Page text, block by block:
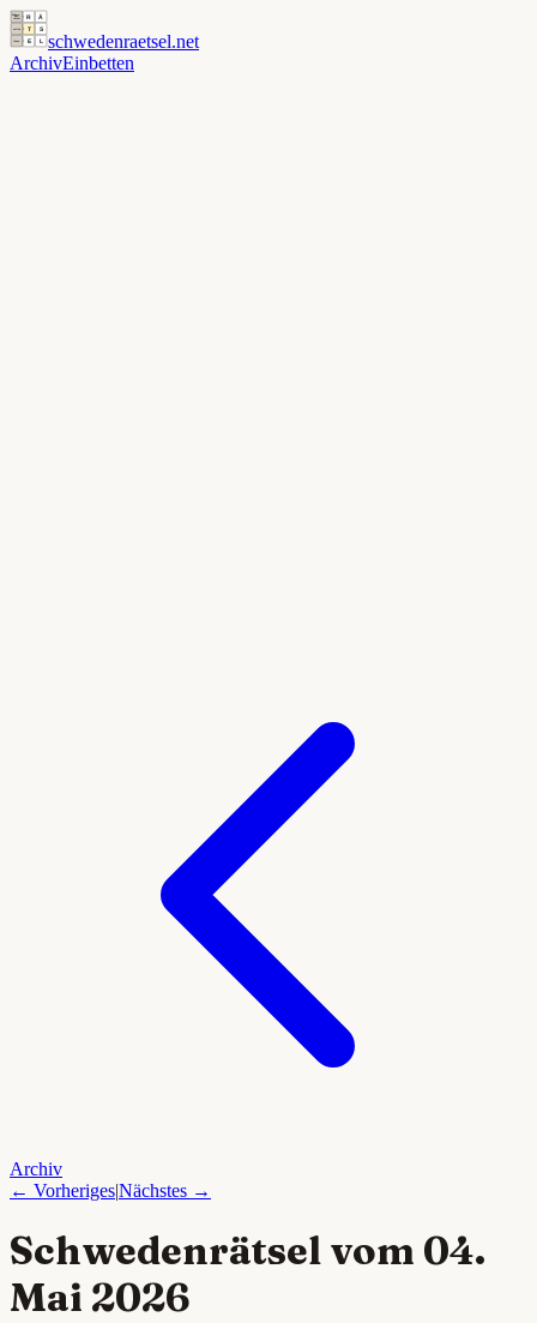
schwedenraetsel.net
ArchivEinbetten
Archiv
← Vorheriges|Nächstes →
Schwedenrätsel vom 04.
Mai 2026